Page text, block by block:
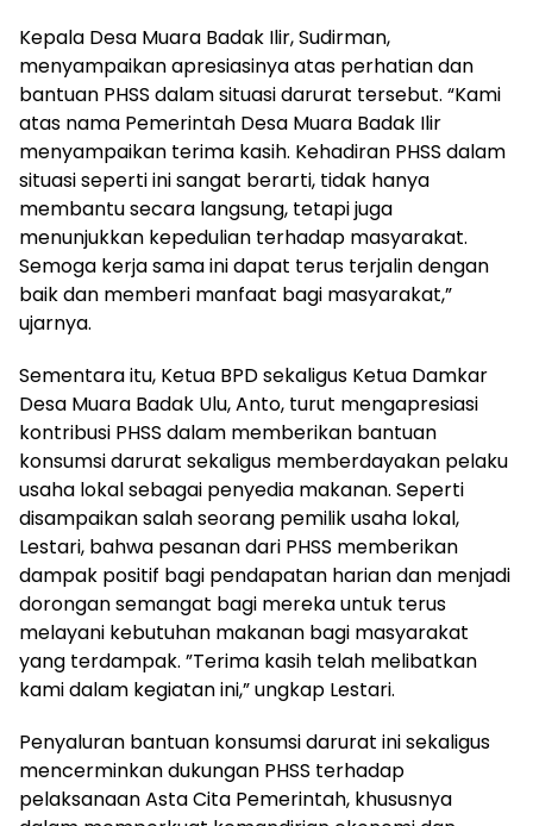
Kepala Desa Muara Badak Ilir, Sudirman,
menyampaikan apresiasinya atas perhatian dan
bantuan PHSS dalam situasi darurat tersebut. “Kami
atas nama Pemerintah Desa Muara Badak Ilir
menyampaikan terima kasih. Kehadiran PHSS dalam
situasi seperti ini sangat berarti, tidak hanya
membantu secara langsung, tetapi juga
menunjukkan kepedulian terhadap masyarakat.
Semoga kerja sama ini dapat terus terjalin dengan
baik dan memberi manfaat bagi masyarakat,”
ujarnya.
Sementara itu, Ketua BPD sekaligus Ketua Damkar
Desa Muara Badak Ulu, Anto, turut mengapresiasi
kontribusi PHSS dalam memberikan bantuan
konsumsi darurat sekaligus memberdayakan pelaku
usaha lokal sebagai penyedia makanan. Seperti
disampaikan salah seorang pemilik usaha lokal,
Lestari, bahwa pesanan dari PHSS memberikan
dampak positif bagi pendapatan harian dan menjadi
dorongan semangat bagi mereka untuk terus
melayani kebutuhan makanan bagi masyarakat
yang terdampak. ”Terima kasih telah melibatkan
kami dalam kegiatan ini,” ungkap Lestari.
Penyaluran bantuan konsumsi darurat ini sekaligus
mencerminkan dukungan PHSS terhadap
pelaksanaan Asta Cita Pemerintah, khususnya